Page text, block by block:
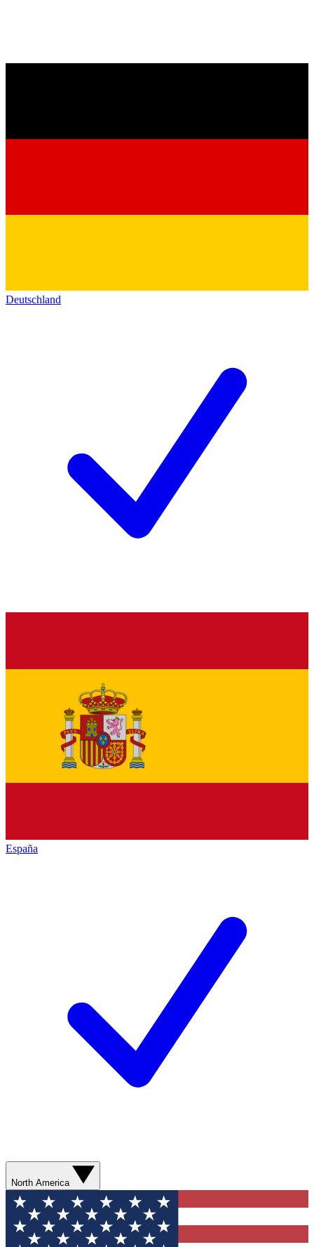
Deutschland
España
North America